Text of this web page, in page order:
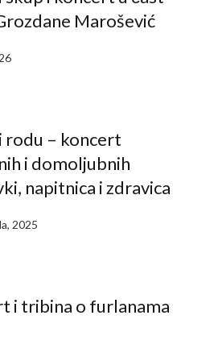
Marošević
rodu – koncert
i domoljubnih
napitnica i zdravica
2025
i tribina o furlanama